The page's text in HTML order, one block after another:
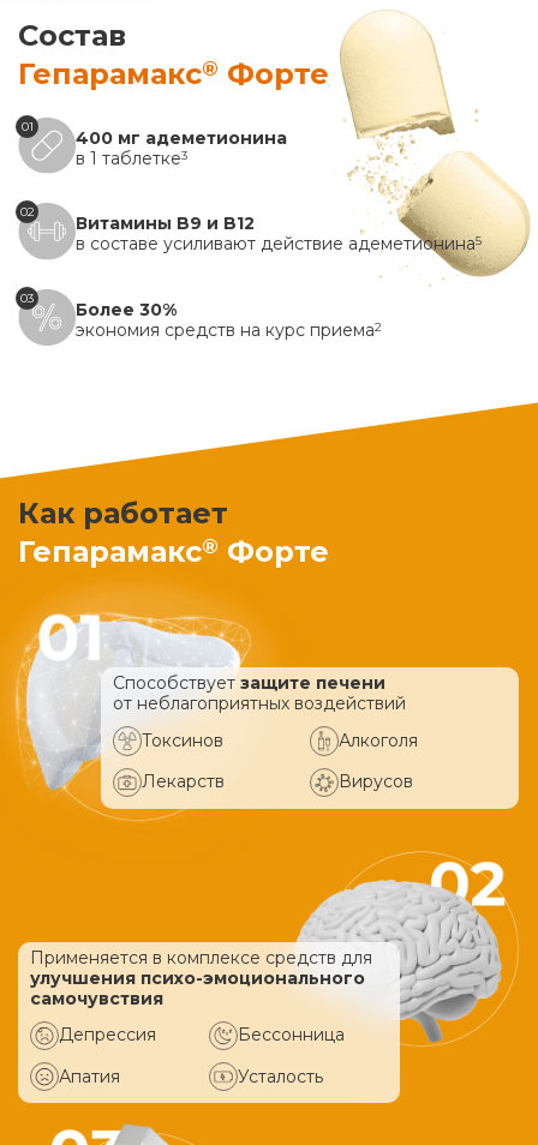
Состав
Гепарамакс® Форте
01
400 мг адеметионина
в 1 таблетке3
02
Витамины B9 и B12
в составе усиливают действие адеметионина5
03
Более 30%
экономия средств на курс приема2
Как работает
Гепарамакс® Форте
Способствует защите печени
от неблагоприятных воздействий
Токсинов
Алкоголя
Лекарств
Вирусов
Применяется в комплексе средств для
улучшения психо-эмоционального
самочувствия
Депрессия
Бессонница
Апатия
Усталость